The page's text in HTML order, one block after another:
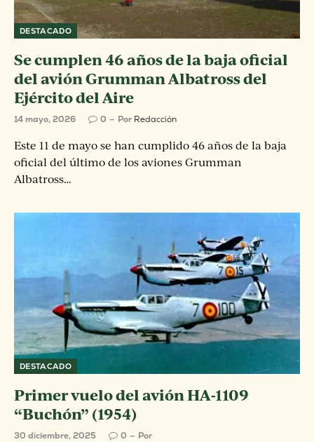
DESTACADO
Se cumplen 46 años de la baja oficial
del avión Grumman Albatross del
Ejército del Aire
14 mayo, 2026 0 Por Redacción
Este 11 de mayo se han cumplido 46 años de la baja
oficial del último de los aviones Grumman
Albatross…
DESTACADO
Primer vuelo del avión HA-1109
“Buchón” (1954)
30 diciembre, 2025 0 Por